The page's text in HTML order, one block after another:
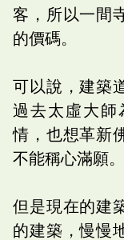
客，所以一間
的價碼。
可以說，建築
過去太虛大師
情，也想革新
不能稱心滿願。
但是現在的建
的建築，慢慢